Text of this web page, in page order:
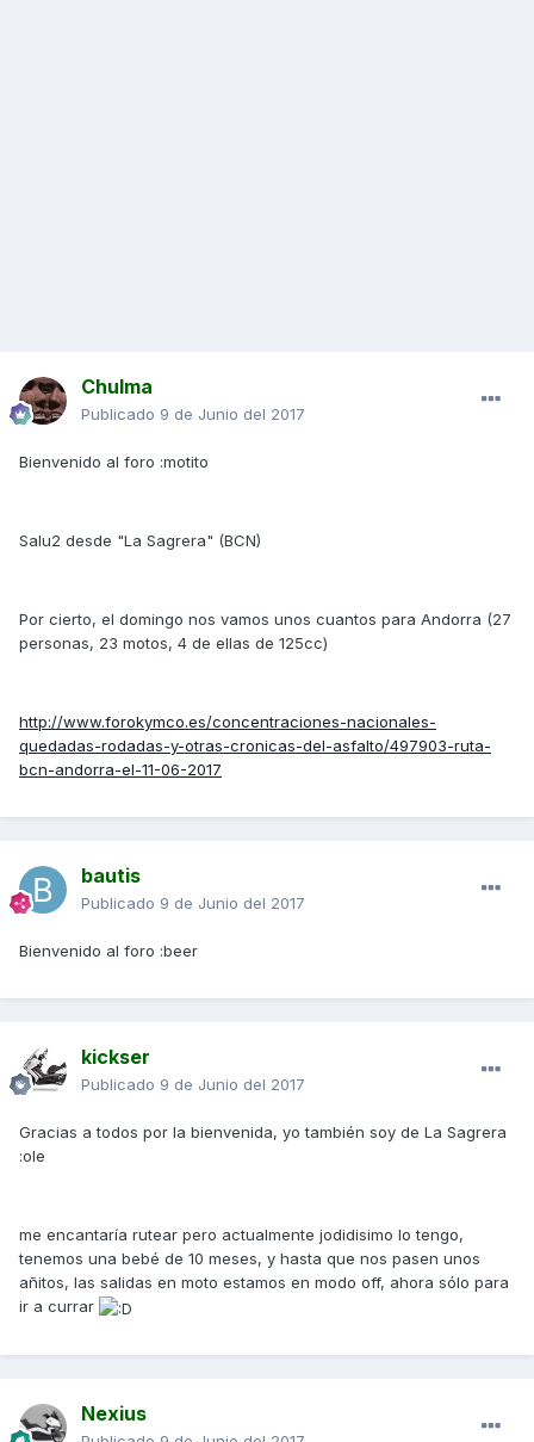
Chulma
Publicado 9 de Junio del 2017
Bienvenido al foro :motito
Salu2 desde "La Sagrera" (BCN)
Por cierto, el domingo nos vamos unos cuantos para Andorra (27
personas, 23 motos, 4 de ellas de 125cc)
http://www.forokymco.es/concentraciones-nacionales-
quedadas-rodadas-y-otras-cronicas-del-asfalto/497903-ruta-
bcn-andorra-el-11-06-2017
bautis
Publicado 9 de Junio del 2017
Bienvenido al foro :beer
kickser
Publicado 9 de Junio del 2017
Gracias a todos por la bienvenida, yo también soy de La Sagrera
:ole
me encantaría rutear pero actualmente jodidisimo lo tengo,
tenemos una bebé de 10 meses, y hasta que nos pasen unos
añitos, las salidas en moto estamos en modo off, ahora sólo para
ir a currar
Nexius